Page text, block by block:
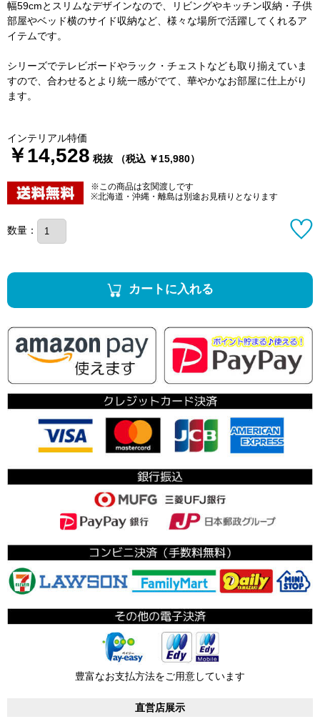
幅59cmとスリムなデザインなので、リビングやキッチン収納・子供
部屋やベッド横のサイド収納など、様々な場所で活躍してくれるア
イテムです。
シリーズでテレビボードやラック・チェストなども取り揃えていま
すので、合わせるとより統一感がでて、華やかなお部屋に仕上がり
ます。
インテリアル特価
￥14,528 税抜 （税込 ￥15,980）
※この商品は玄関渡しです
※北海道・沖縄・離島は別途お見積りとなります
数量：
カートに入れる
豊富なお支払方法をご用意しています
直営店展示